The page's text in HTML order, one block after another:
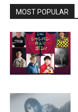
MOST POPULAR